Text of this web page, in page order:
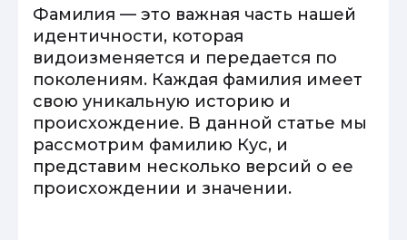
Фамилия — это важная часть нашей
идентичности, которая
видоизменяется и передается по
поколениям. Каждая фамилия имеет
свою уникальную историю и
происхождение. В данной статье мы
рассмотрим фамилию Кус, и
представим несколько версий о ее
происхождении и значении.